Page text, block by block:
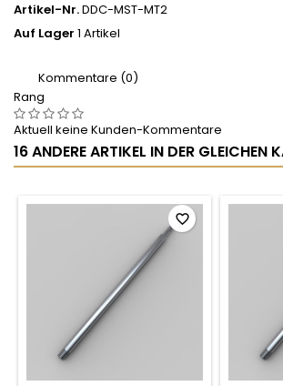
Artikel-Nr.DDC-MST-MT2
Auf Lager 1 Artikel
Kommentare (0)
Rang
Aktuell keine Kunden-Kommentare
16 ANDERE ARTIKEL IN DER GLEICHEN
favorite_border